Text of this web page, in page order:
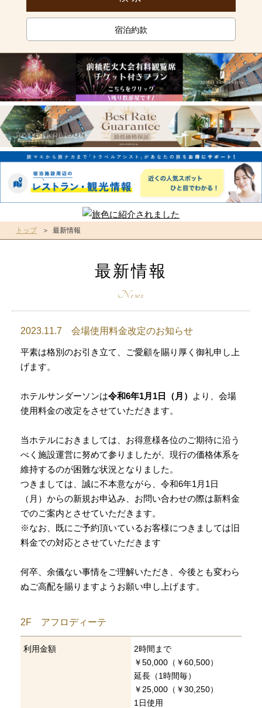
宿泊約款
トップ 最新情報
最新情報
2023.11.7 会場使用料金改定のお知らせ
平素は格別のお引き立て、ご愛顧を賜り厚く御礼申し上
げます。
ホテルサンダーソンは令和6年1月1日（月）
より、会場
使用料金の改定をさせていただきます。
当ホテルにおきましては、お得意様各位のご期待に沿う
べく施設運営に努めて参りましたが、現行の価格体系を
維持するのが困難な状況となりました。
つきましては、誠に不本意ながら、令和6年1月1日
（月）からの新規お申込み、お問い合わせの際は新料金
でのご案内とさせていただきます。
※なお、既にご予約頂いているお客様につきましては旧
料金での対応とさせていただきます
何卒、余儀ない事情をご理解いただき、今後とも変わら
ぬご高配を賜りますようお願い申し上げます。
2F アフロディーテ
利用金額
2時間まで
￥50,000（￥60,500）
延長（1時間毎）
￥25,000（￥30,250）
1日使用